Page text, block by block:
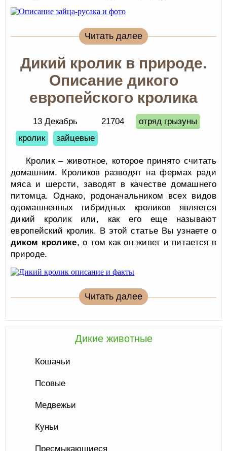
Читать далее
Дикий кролик в природе.
Описание дикого
европейского кролика
13 Декабрь 21704
отряд грызуны
кролик
зайцевые
Кролик – животное, которое принято считать
домашним. Кроликов разводят на фермах ради
мяса и шерсти, заводят в качестве домашнего
питомца. Однако, родоначальником всех видов
одомашненных гибридных кроликов является
дикий кролик или, как его еще называют
европейский кролик. В этой статье Вы узнаете о
диком кролике, о том как он живет и питается в
природе.
Читать далее
Дикие животные
Кошачьи
Псовые
Медвежьи
Куньи
Пресмыкающиеся